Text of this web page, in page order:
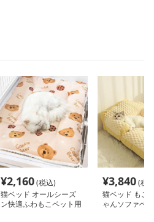
¥2,160(税込)
猫ベッド オールシーズ
ン快適ふわもこペット用
¥3,840(税
猫ベッド もこ
ゃんソファベ